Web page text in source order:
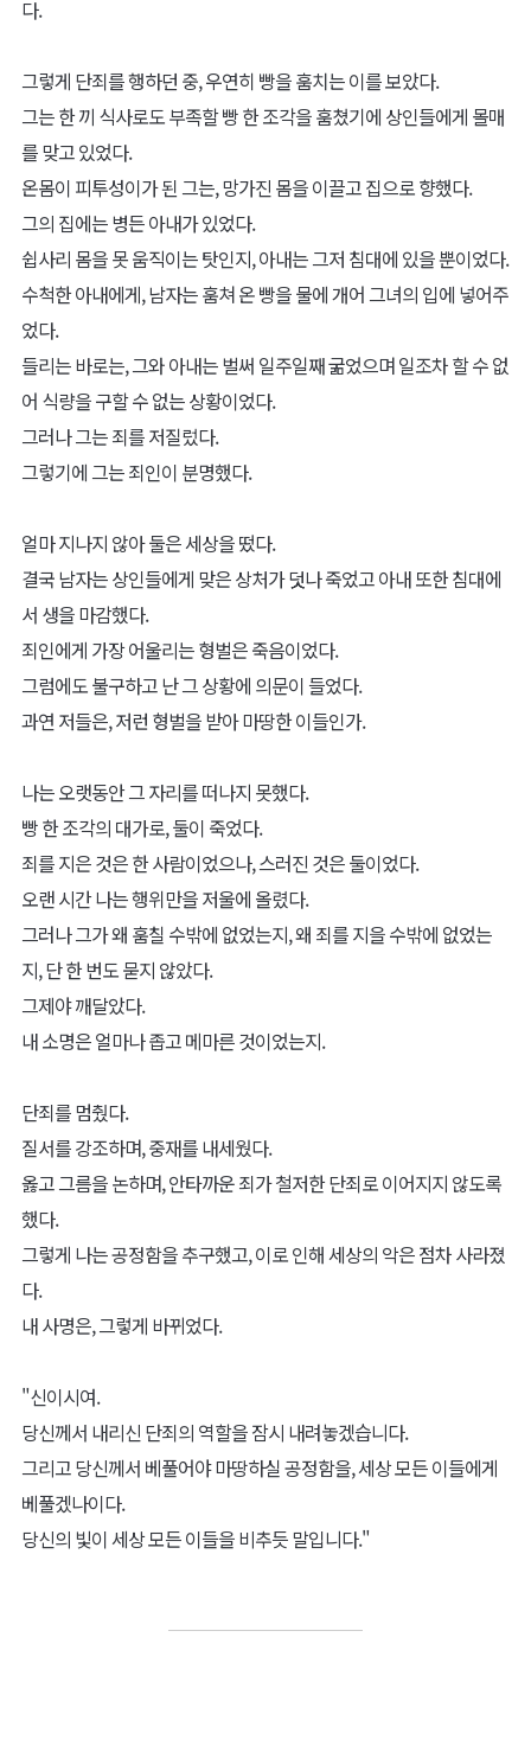
다.
그렇게 단죄를 행하던 중, 우연히 빵을 훔치는 이를 보았다.
그는 한 끼 식사로도 부족할 빵 한 조각을 훔쳤기에 상인들에게 몰매
를 맞고 있었다.
온몸이 피투성이가 된 그는, 망가진 몸을 이끌고 집으로 향했다.
그의 집에는 병든 아내가 있었다.
쉽사리 몸을 못 움직이는 탓인지, 아내는 그저 침대에 있을 뿐이었다.
수척한 아내에게, 남자는 훔쳐 온 빵을 물에 개어 그녀의 입에 넣어주
었다.
들리는 바로는, 그와 아내는 벌써 일주일째 굶었으며 일조차 할 수 없
어 식량을 구할 수 없는 상황이었다.
그러나 그는 죄를 저질렀다.
그렇기에 그는 죄인이 분명했다.
얼마 지나지 않아 둘은 세상을 떴다.
결국 남자는 상인들에게 맞은 상처가 덧나 죽었고 아내 또한 침대에
서 생을 마감했다.
죄인에게 가장 어울리는 형벌은 죽음이었다.
그럼에도 불구하고 난 그 상황에 의문이 들었다.
과연 저들은, 저런 형벌을 받아 마땅한 이들인가.
나는 오랫동안 그 자리를 떠나지 못했다.
빵 한 조각의 대가로, 둘이 죽었다.
죄를 지은 것은 한 사람이었으나, 스러진 것은 둘이었다.
오랜 시간 나는 행위만을 저울에 올렸다.
그러나 그가 왜 훔칠 수밖에 없었는지, 왜 죄를 지을 수밖에 없었는
지, 단 한 번도 묻지 않았다.
그제야 깨달았다.
내 소명은 얼마나 좁고 메마른 것이었는지.
단죄를 멈췄다.
질서를 강조하며, 중재를 내세웠다.
옳고 그름을 논하며, 안타까운 죄가 철저한 단죄로 이어지지 않도록
했다.
그렇게 나는 공정함을 추구했고, 이로 인해 세상의 악은 점차 사라졌
다.
내 사명은, 그렇게 바뀌었다.
"신이시여.
당신께서 내리신 단죄의 역할을 잠시 내려놓겠습니다.
그리고 당신께서 베풀어야 마땅하실 공정함을, 세상 모든 이들에게
베풀겠나이다.
당신의 빛이 세상 모든 이들을 비추듯 말입니다."